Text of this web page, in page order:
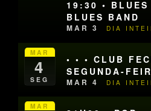
19:30 • BLUES
BLUES BAND
MAR 3 DIA
MAR
4
SEG
• • • CLUB
SEGUNDA-
MAR 4 DIA
MAR